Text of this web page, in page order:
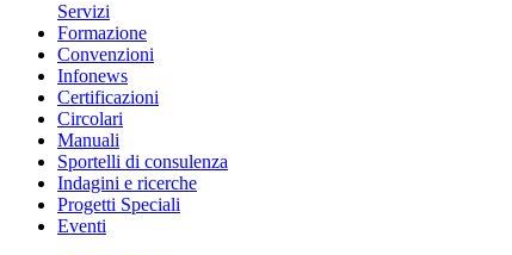
Servizi
Formazione
Convenzioni
Infonews
Certificazioni
Circolari
Manuali
Sportelli di consulenza
Indagini e ricerche
Progetti Speciali
Eventi